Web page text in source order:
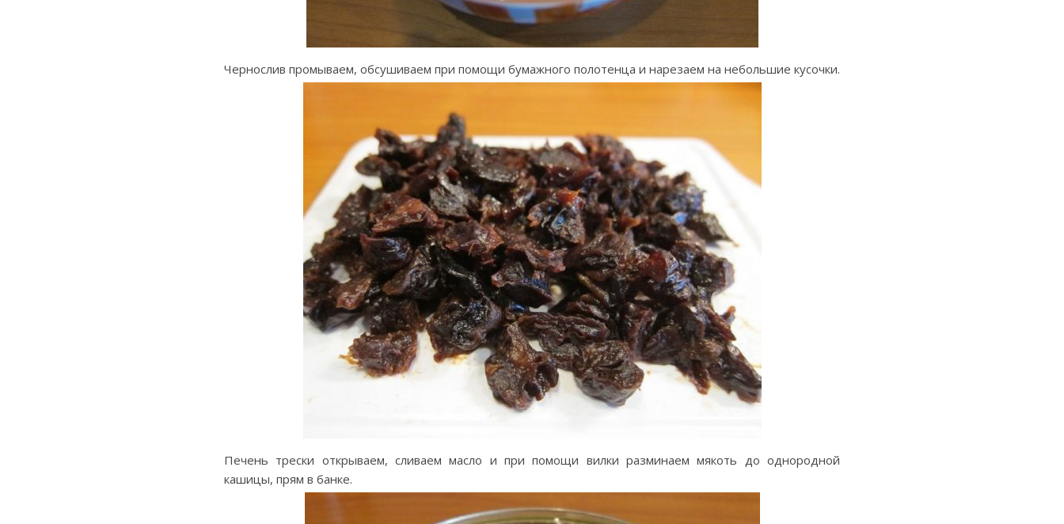
Чернослив промываем, обсушиваем при помощи бумажного полотенца и нарезаем на небольшие кусочки.
Печень трески открываем, сливаем масло и при помощи вилки разминаем мякоть до однородной
кашицы, прям в банке.